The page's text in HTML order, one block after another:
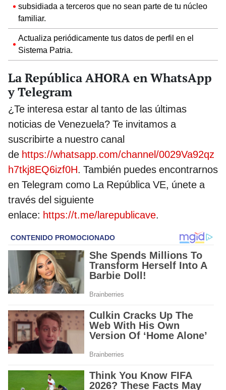
subsidiada a terceros que no sean parte de tu núcleo
familiar.
Actualiza periódicamente tus datos de perfil en el
Sistema Patria.
La República AHORA en WhatsApp
y Telegram
¿Te interesa estar al tanto de las últimas
noticias de Venezuela? Te invitamos a
suscribirte a nuestro canal
de https://whatsapp.com/channel/0029Va92qz
h7tkj8EQ6izf0H. También puedes encontrarnos
en Telegram como La República VE, únete a
través del siguiente
enlace: https://t.me/larepublicave.